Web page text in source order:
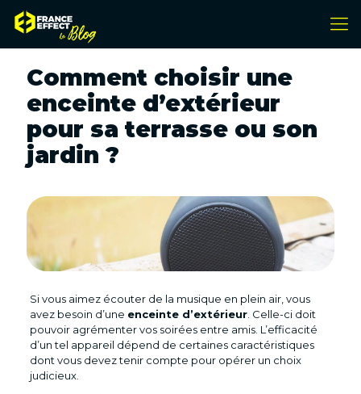
Comment choisir une
enceinte d’extérieur
pour sa terrasse ou son
jardin ?
Si vous aimez écouter de la musique en plein air, vous
avez besoin d’une enceinte d’extérieur. Celle-ci doit
pouvoir agrémenter vos soirées entre amis. L’efficacité
d’un tel appareil dépend de certaines caractéristiques
dont vous devez tenir compte pour opérer un choix
judicieux.